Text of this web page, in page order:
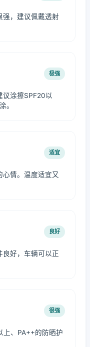
强，建议佩戴透射
极强
议涂擦SPF20以
。
适宜
心情。温度适宜又
良好
良好，车辆可以正
很强
上、PA++的防晒护